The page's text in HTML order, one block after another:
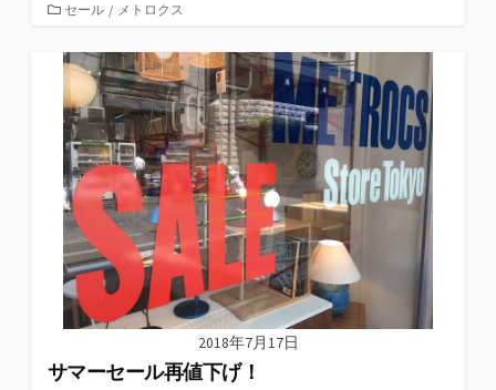
カ
ゴ
ー
セール / メトロクス
2018年7月17日
サマーセール再値下げ！